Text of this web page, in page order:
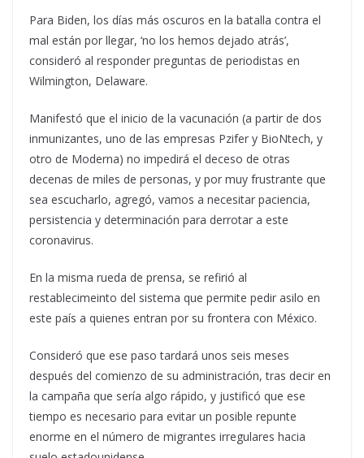
Para Biden, los días más oscuros en la batalla contra el
mal están por llegar, ‘no los hemos dejado atrás’,
consideró al responder preguntas de periodistas en
Wilmington, Delaware.
Manifestó que el inicio de la vacunación (a partir de dos
inmunizantes, uno de las empresas Pzifer y BioNtech, y
otro de Moderna) no impedirá el deceso de otras
decenas de miles de personas, y por muy frustrante que
sea escucharlo, agregó, vamos a necesitar paciencia,
persistencia y determinación para derrotar a este
coronavirus.
En la misma rueda de prensa, se refirió al
restablecimeinto del sistema que permite pedir asilo en
este país a quienes entran por su frontera con México.
Consideró que ese paso tardará unos seis meses
después del comienzo de su administración, tras decir en
la campaña que sería algo rápido, y justificó que ese
tiempo es necesario para evitar un posible repunte
enorme en el número de migrantes irregulares hacia